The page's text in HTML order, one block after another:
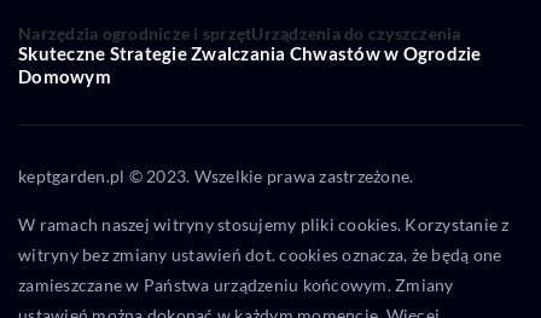
Narzędzia ogrodnicze i sprzętUrządzenia do czyszczenia
Skuteczne Strategie Zwalczania Chwastów w Ogrodzie
Domowym
keptgarden.pl © 2023. Wszelkie prawa zastrzeżone.
W ramach naszej witryny stosujemy pliki cookies. Korzystanie z
witryny bez zmiany ustawień dot. cookies oznacza, że będą one
zamieszczane w Państwa urządzeniu końcowym. Zmiany